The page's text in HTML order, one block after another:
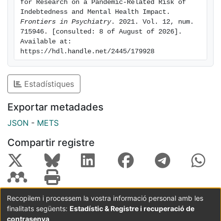
for Research on a Pandemic-Related Risk of
Frontiers in Psychiatry. 2021. Vol. 12, num.
715946. [consulted: 8 of August of 2026].
Available at:
https://hdl.handle.net/2445/179928
Estadístiques
Exportar metadades
JSON - METS
Compartir registre
Coordinació:CRAI UB Avís legal
Metadades
subjectes a:
Recopilem i processem la vostra informació personal amb les
finalitats següents: Estadístic & Registre i recuperació de
contrasenya